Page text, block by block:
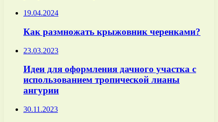
19.04.2024
Как размножать крыжовник черенками?
23.03.2023
Идеи для оформления дачного участка с
использованием тропической лианы
ангурии
30.11.2023